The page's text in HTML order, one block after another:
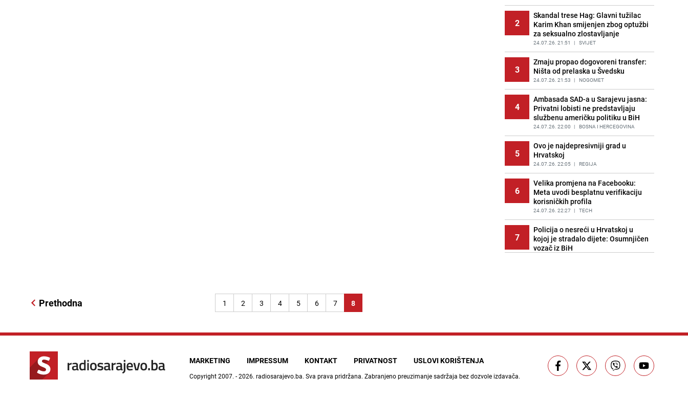
12
Kao iz slastičarne: Rolada od
čokolade i kokosa bez pečenja,
jednostavan desert bez imalo muke
PRIJE 2 DANA | RECEPTI
13
Tajna savršenog makedonskog
ajvara: Stari recept za kremast i
bogat okus
PRIJE 2 DANA | RECEPTI
14
Tuga potresla grad na Uni:
Preminula Lejla Muhić (39),
sugrađani u nevjerici
PRIJE 2 DANA | BOSNA I HERCEGOVINA
15
Borba trajala satima: Pogledajte
'grdosiju' od skoro tri metra koju su
braća izvukla iz mora
PRIJE 2 DANA | SVIJET
2
Skandal trese Hag: Glavni tužilac
Karim Khan smijenjen zbog optužbi
za seksualno zlostavljanje
24.07.26. 21:51 | SVIJET
3
Zmaju propao dogovoreni transfer:
Ništa od prelaska u Švedsku
24.07.26. 21:53 | NOGOMET
4
Ambasada SAD-a u Sarajevu jasna:
Privatni lobisti ne predstavljaju
službenu američku politiku u BiH
24.07.26. 22:00 | BOSNA I HERCEGOVINA
5
Ovo je najdepresivniji grad u
Hrvatskoj
24.07.26. 22:05 | REGIJA
6
Velika promjena na Facebooku:
Meta uvodi besplatnu verifikaciju
korisničkih profila
24.07.26. 22:27 | TECH
7
Policija o nesreći u Hrvatskoj u
kojoj je stradalo dijete: Osumnjičen
vozač iz BiH
24.07.26. 22:55 | SVIJET
Poturak i Almir Memić oduševili,
strašan nokaut Almira Džananovića
24.07.26. 23:05 OSTALI SPORTOVI
Prethodna 1 2 3 4 5 6 7 8
MARKETING IMPRESSUM KONTAKT PRIVATNOST USLOVI KORIŠTENJA
Copyright 2007. - 2026. radiosarajevo.ba. Sva prava pridržana. Zabranjeno preuzimanje sadržaja bez dozvole izdavača.